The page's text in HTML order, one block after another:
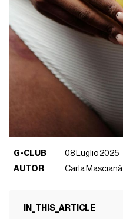
G-CLUB
08 Luglio 2025
AUTOR
Carla Mascianà
IN_THIS_ARTICLE